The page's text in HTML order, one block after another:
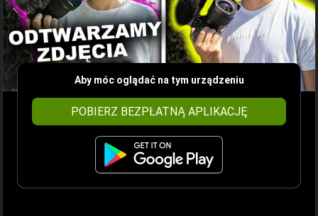
Aby móc oglądać na tym urządzeniu
POBIERZ BEZPŁATNĄ APLIKACJĘ